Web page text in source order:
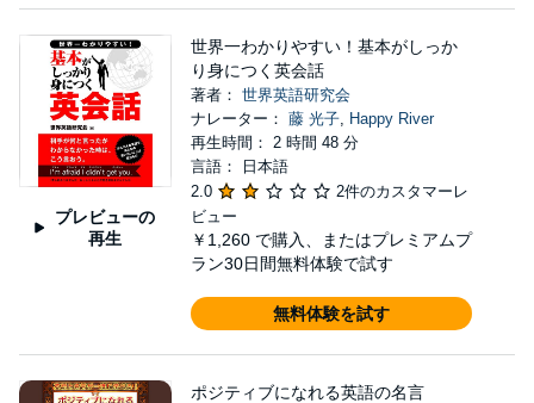
プレビューの
再生
世界一わかりやすい！基本がしっか
り身につく英会話
著者： 世界英語研究会
ナレーター： 藤 光子, Happy River
再生時間： 2 時間 48 分
言語： 日本語
2.0
2件のカスタマーレ
ビュー
￥1,260 で購入、またはプレミアムプ
ラン30日間無料体験で試す
無料体験を試す
ポジティブになれる英語の名言